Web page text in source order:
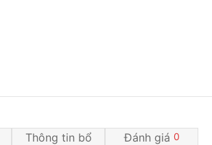
Thông tin bổ
Đánh giá 0